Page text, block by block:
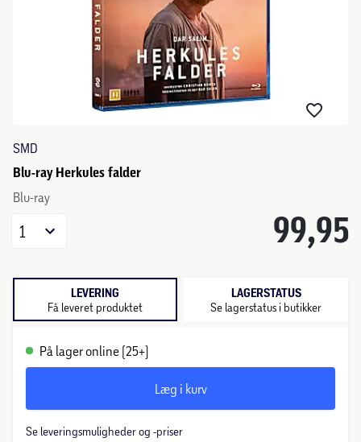
SMD
Blu-ray Herkules falder
Blu-ray
99,95
1
LEVERING
Få leveret produktet
LAGERSTATUS
Se lagerstatus i butikker
På lager online (25+)
Læg i kurv
Se leveringsmuligheder og -priser